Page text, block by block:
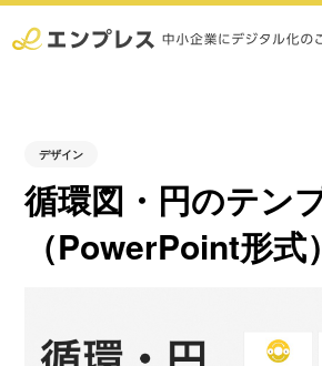
デザイン
循環図・円のテン
（PowerPoint形式）